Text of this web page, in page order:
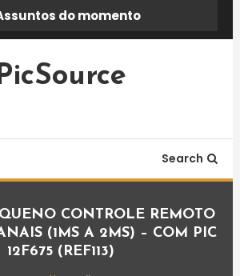
do momento
Search
CONTROLE REMOTO
(1MS A 2MS) – COM PIC
12F675 (REF113)